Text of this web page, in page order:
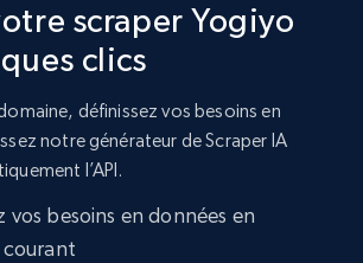
scraper Yogiyo
clics
définissez vos besoins en
notre générateur de Scraper IA
l’API.
vos besoins en données en
courant